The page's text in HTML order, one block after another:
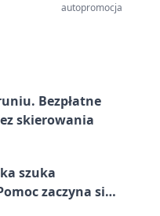
autopromocja
Bezpłatne
skierowania
szuka
zaczyna się